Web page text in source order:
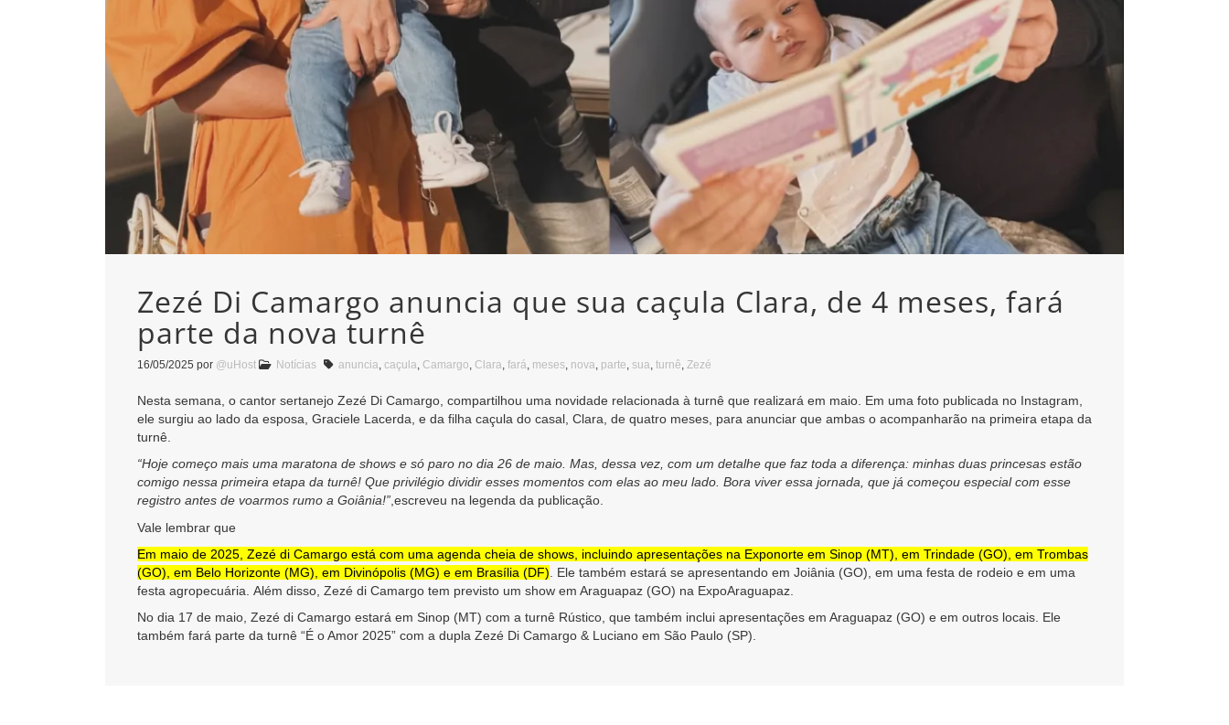
Zezé Di Camargo anuncia que sua caçula Clara, de 4 meses, fará
parte da nova turnê
16/05/2025 por @uHost Notícias anuncia caçula Camargo Clara fará meses nova parte sua turnê Zezé
Nesta semana, o cantor sertanejo Zezé Di Camargo, compartilhou uma novidade relacionada à turnê que realizará em maio. Em uma foto publicada no Instagram,
ele surgiu ao lado da esposa, Graciele Lacerda, e da filha caçula do casal, Clara, de quatro meses, para anunciar que ambas o acompanharão na primeira etapa da
turnê.
“Hoje começo mais uma maratona de shows e só paro no dia 26 de maio. Mas, dessa vez, com um detalhe que faz toda a diferença: minhas duas princesas estão
comigo nessa primeira etapa da turnê! Que privilégio dividir esses momentos com elas ao meu lado. Bora viver essa jornada, que já começou especial com esse
registro antes de voarmos rumo a Goiânia!” ,escreveu na legenda da publicação.
Vale lembrar que
Em maio de 2025, Zezé di Camargo está com uma agenda cheia de shows, incluindo apresentações na Exponorte em Sinop (MT), em Trindade (GO), em Trombas
(GO), em Belo Horizonte (MG), em Divinópolis (MG) e em Brasília (DF)
Ele também estará se apresentando em Joiânia (GO), em uma festa de rodeio e em uma
festa agropecuária. Além disso, Zezé di Camargo tem previsto um show em Araguapaz (GO) na ExpoAraguapaz.
No dia 17 de maio, Zezé di Camargo estará em Sinop (MT) com a turnê Rústico, que também inclui apresentações em Araguapaz (GO) e em outros locais. Ele
também fará parte da turnê “É o Amor 2025” com a dupla Zezé Di Camargo & Luciano em São Paulo (SP).